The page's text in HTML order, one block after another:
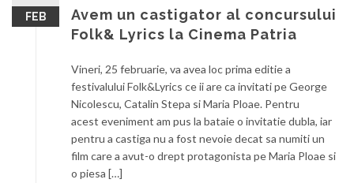
FEB
Avem un castigator al concursului
Folk& Lyrics la Cinema Patria
Vineri, 25 februarie, va avea loc prima editie a
festivalului Folk&Lyrics ce ii are ca invitati pe George
Nicolescu, Catalin Stepa si Maria Ploae. Pentru
acest eveniment am pus la bataie o invitatie dubla, iar
pentru a castiga nu a fost nevoie decat sa numiti un
film care a avut-o drept protagonista pe Maria Ploae si
o piesa […]